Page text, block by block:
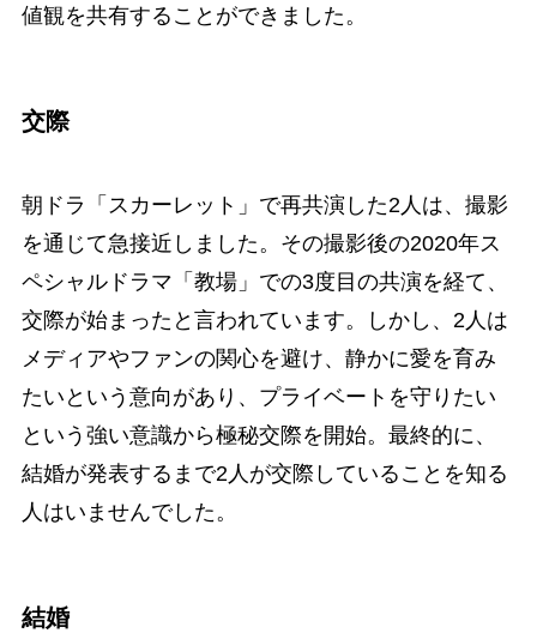
値観を共有することができました。
交際
朝ドラ「スカーレット」で再共演した2人は、撮影
を通じて急接近しました。その撮影後の2020年ス
ペシャルドラマ「教場」での3度目の共演を経て、
交際が始まったと言われています。しかし、2人は
メディアやファンの関心を避け、静かに愛を育み
たいという意向があり、プライベートを守りたい
という強い意識から極秘交際を開始。最終的に、
結婚が発表するまで2人が交際していることを知る
人はいませんでした。
結婚